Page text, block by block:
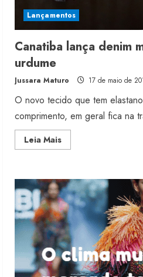
Lançamentos
Canatiba lança denim
urdume
Jussara Maturo 17 de maio de
O novo tecido que tem
comprimento, em geral fica na
Leia MaisRead
more
denim
monoelástico
no
urdume
5 de agosto
4
Projeto
moda
4 de agosto